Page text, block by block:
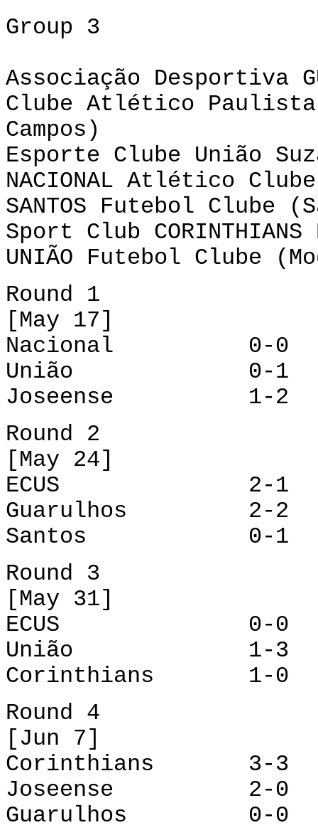
Group 3
Associação Desportiva
Clube Atlético Paulista
Campos)
Esporte Clube União
NACIONAL Atlético
SANTOS Futebol Clube
Sport Club
UNIÃO Futebol Clube
Round 1
[May 17]
Nacional 0-0
União 0-1
Joseense 1-2
Round 2
[May 24]
ECUS 2-1
Guarulhos 2-2
Santos 0-1
Round 3
[May 31]
ECUS 0-0
União 1-3
Corinthians 1-0
Round 4
[Jun 7]
Corinthians 3-3
Joseense 2-0
Guarulhos 0-0